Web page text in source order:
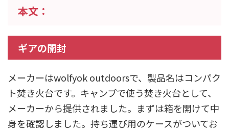
本文：
ギアの開封
メーカーはwolfyok outdoorsで、製品名はコンパク
ト焚き火台です。キャンプで使う焚き火台として、
メーカーから提供されました。まずは箱を開けて中
身を確認しました。持ち運び用のケースがついてお